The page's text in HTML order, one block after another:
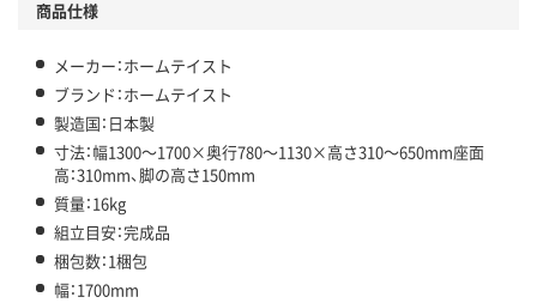
商品仕様
メーカー：ホームテイスト
ブランド：ホームテイスト
製造国：日本製
寸法：幅1300～1700×奥行780～1130×高さ310～650mm座面
高：310mm、脚の高さ150mm
質量：16kg
組立目安：完成品
梱包数：1梱包
幅：1700mm